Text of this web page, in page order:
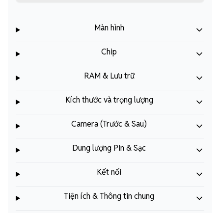
Màn hình
Chip
RAM & Lưu trữ
Kích thước và trọng lượng
Camera (Trước & Sau)
Dung lượng Pin & Sạc
Kết nối
Tiện ích & Thông tin chung